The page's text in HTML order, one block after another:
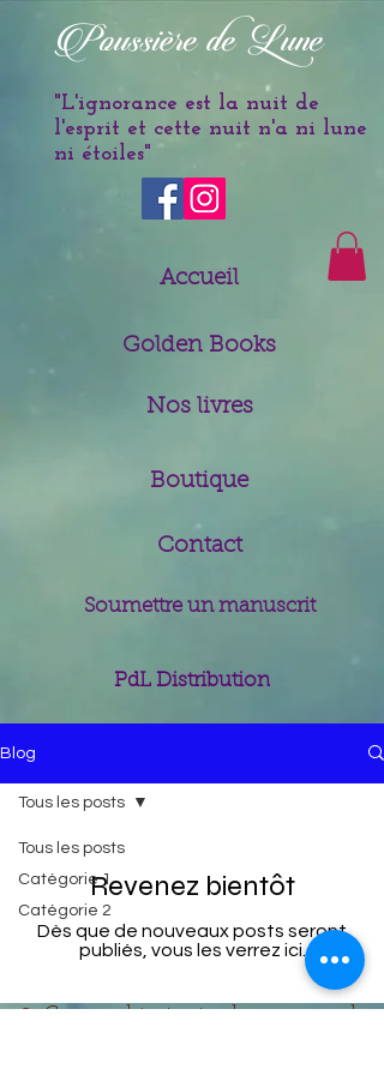
Poussière de Lune
"L'ignorance est la nuit de
l'esprit et cette nuit n'a ni lune
ni étoiles"
Accueil
Golden Books
Nos livres
Boutique
Contact
Soumettre un manuscrit
PdL Distribution
Blog
Tous les posts
Catégorie 1
Catégorie 2
Tous les posts
Revenez bientôt
Dès que de nouveaux posts seront
publiés, vous les verrez ici.
© Copyright : toutes les images de